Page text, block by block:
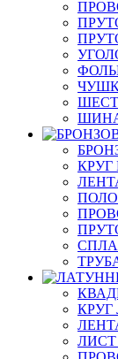
КРУГ